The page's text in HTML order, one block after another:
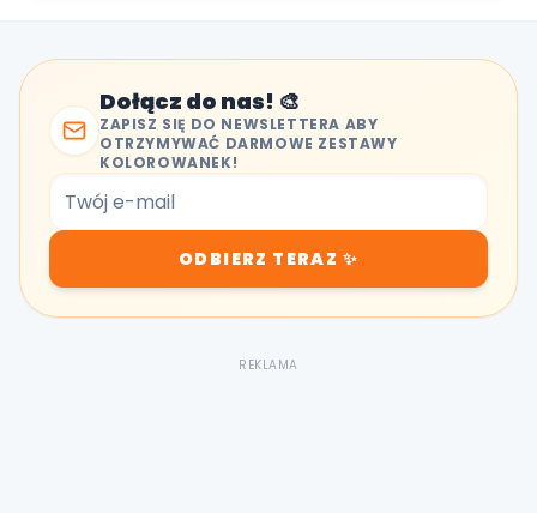
Dołącz do nas! 🎨
ZAPISZ SIĘ DO NEWSLETTERA ABY
OTRZYMYWAĆ DARMOWE ZESTAWY
KOLOROWANEK!
ODBIERZ TERAZ ✨
REKLAMA